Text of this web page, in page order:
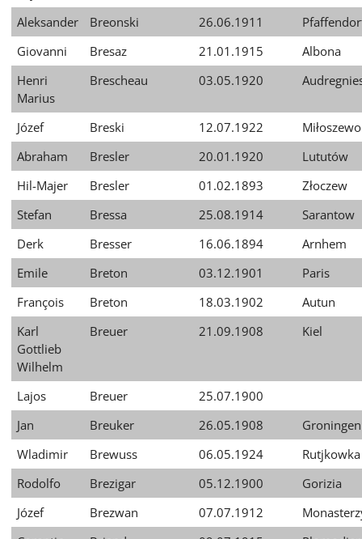
Aleksander
Breonski 26.06.1911
Giovanni
Bresaz 21.01.1915
Albona
Henri
Marius
Brescheau 03.05.1920
Józef Breski 12.07.1922
Miłoszewo
Abraham
Bresler 20.01.1920
Lututów
Hil-Majer
Bresler 01.02.1893
Złoczew
Stefan
Bressa 25.08.1914
Sarantow
Derk
Bresser 16.06.1894
Arnhem
Emile
Breton 03.12.1901
Paris
François
Breton 18.03.1902
Autun
Karl
Gottlieb
Wilhelm
Breuer 21.09.1908 Kiel
Lajos Breuer
25.07.1900
Jan
Breuker 26.05.1908
Groningen
Wladimir
Brewuss 06.05.1924
Rutjkowka
Rodolfo
Brezigar 05.12.1900
Gorizia
Józef
Brezwan 07.07.1912